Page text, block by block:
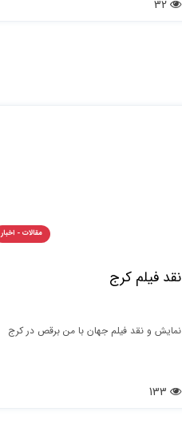
32
مقالات - اخبار
نقد فیلم کرج
نمایش و نقد فیلم جهان با من برقص در کرج
133